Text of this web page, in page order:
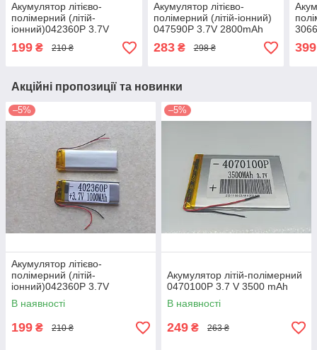
Акумулятор літієво-
полімерний (літій-
іонний)042360P 3.7V
1000mAh
199 ₴ 210 ₴
Акумулятор літієво-
полімерний (літій-іонний)
047590P 3.7V 2800mAh
283₴ 298 ₴ 399
Акційні пропозиції та новинки
–5%
Акумулятор літієво-
полімерний (літій-
іонний)042360P 3.7V
1000mAh
В наявності
199 ₴ 210 ₴
–5%
Акумулятор літій-полімерний
0470100P 3.7 V 3500 mAh
В наявності
249 ₴ 263 ₴